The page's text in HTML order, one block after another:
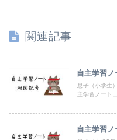
関連記事
自主学習ノ
息子（小学生
主学習ノート
自主学習ノ